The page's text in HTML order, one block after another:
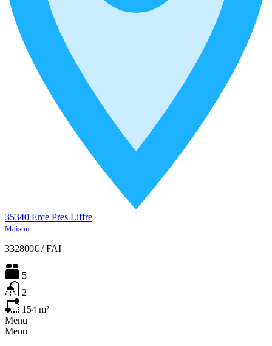
35340 Erce Pres Liffre
Maison
332800€ / FAI
5
2
154 m²
Menu
Menu